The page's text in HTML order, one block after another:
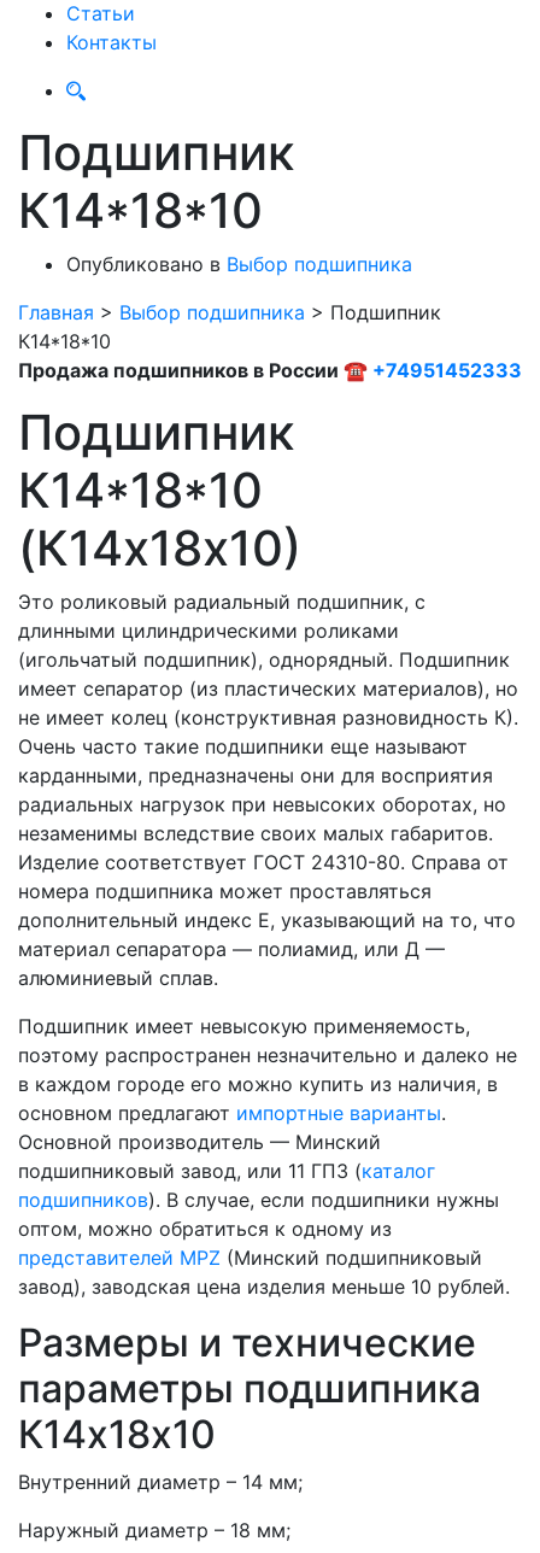
Статьи
Контакты
Подшипник
К14*18*10
Опубликовано в Выбор подшипника
Главная > Выбор подшипника > Подшипник
К14*18*10
Продажа подшипников в России ☎ +74951452333
Подшипник
К14*18*10
(К14х18х10)
Это роликовый радиальный подшипник, с
длинными цилиндрическими роликами
(игольчатый подшипник), однорядный. Подшипник
имеет сепаратор (из пластических материалов), но
не имеет колец (конструктивная разновидность К).
Очень часто такие подшипники еще называют
карданными, предназначены они для восприятия
радиальных нагрузок при невысоких оборотах, но
незаменимы вследствие своих малых габаритов.
Изделие соответствует ГОСТ 24310-80. Справа от
номера подшипника может проставляться
дополнительный индекс Е, указывающий на то, что
материал сепаратора — полиамид, или Д —
алюминиевый сплав.
Подшипник имеет невысокую применяемость,
поэтому распространен незначительно и далеко не
в каждом городе его можно купить из наличия, в
основном предлагают импортные варианты.
Основной производитель — Минский
подшипниковый завод, или 11 ГПЗ (каталог
подшипников). В случае, если подшипники нужны
оптом, можно обратиться к одному из
представителей MPZ (Минский подшипниковый
завод), заводская цена изделия меньше 10 рублей.
Размеры и технические
параметры подшипника
К14х18х10
Внутренний диаметр – 14 мм;
Наружный диаметр – 18 мм;